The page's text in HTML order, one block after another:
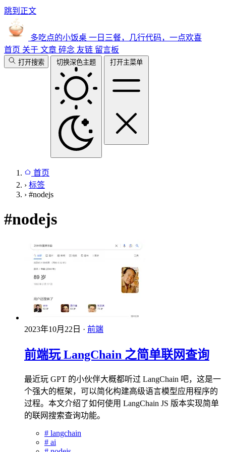
跳到正文
多吃点的小饭桌 一日三餐，几行代码，一点欢喜
首页 关于 文章 碎念 友链 留言板
打开搜索 切换深色主题 打开主菜单
首页
› 标签
› #nodejs
#nodejs
2023年10月22日 · 前端
前端玩 LangChain 之简单联网查询
最近玩 GPT 的小伙伴大概都听过 LangChain 吧，这是一
个强大的框架，可以简化构建高级语言模型应用程序的
过程。本文介绍了如何使用 LangChain JS 版本实现简单
的联网搜索查询功能。
# langchain
# ai